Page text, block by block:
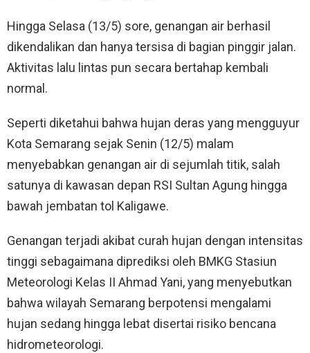
Hingga Selasa (13/5) sore, genangan air berhasil
dikendalikan dan hanya tersisa di bagian pinggir jalan.
Aktivitas lalu lintas pun secara bertahap kembali
normal.
Seperti diketahui bahwa hujan deras yang mengguyur
Kota Semarang sejak Senin (12/5) malam
menyebabkan genangan air di sejumlah titik, salah
satunya di kawasan depan RSI Sultan Agung hingga
bawah jembatan tol Kaligawe.
Genangan terjadi akibat curah hujan dengan intensitas
tinggi sebagaimana diprediksi oleh BMKG Stasiun
Meteorologi Kelas II Ahmad Yani, yang menyebutkan
bahwa wilayah Semarang berpotensi mengalami
hujan sedang hingga lebat disertai risiko bencana
hidrometeorologi.